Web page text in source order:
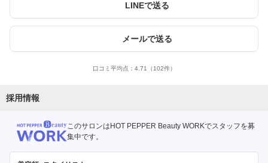
LINEで送る
メールで送る
口コミ平均点： 4.71 （102件）
採用情報
このサロンはHOT PEPPER Beauty WORKでスタッフを募
集中です。